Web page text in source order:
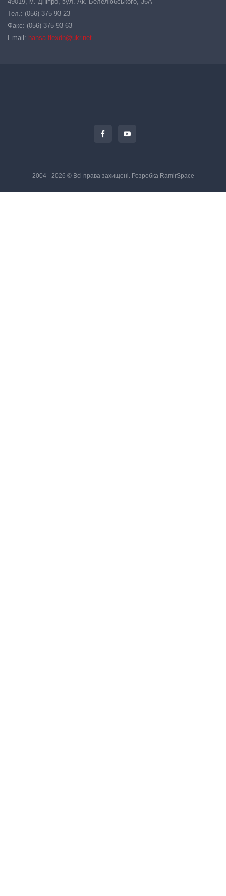
Тел.: (056) 375-93-23
Факс: (056) 375-93-63
Email: hansa-flexdn@ukr.net
2004 - 2026 © Всі права захищені. Розробка RamirSpace